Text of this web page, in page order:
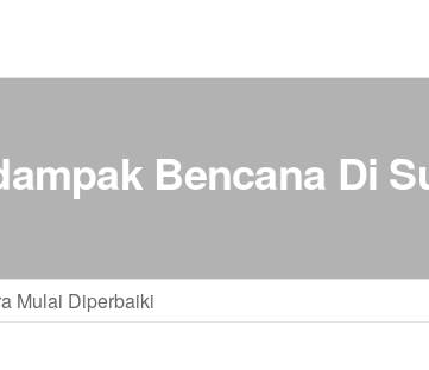
Bencana Di
Mulai Diperbaiki